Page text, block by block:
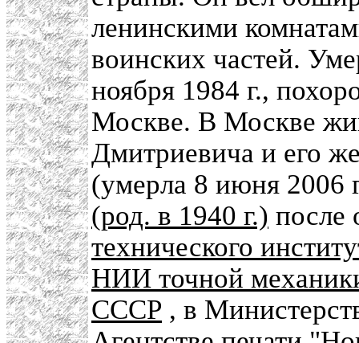
ленинскими
воинских частей.
ноября 1984 г.,
Москве. В Москве
Дмитриевича и его
(умерла 8 июня 2006
(род. в 1940 г.) после
технического
НИИ точной
СССР , в